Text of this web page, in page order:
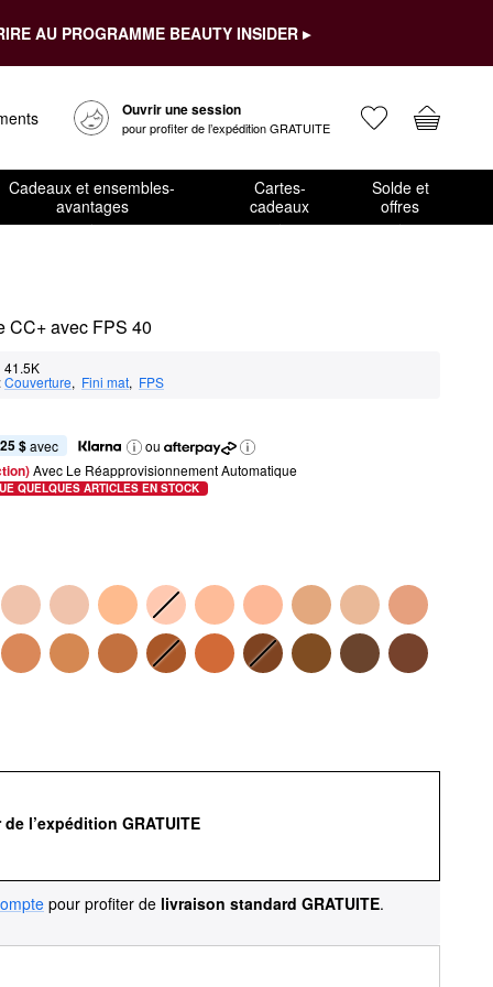
AU PROGRAMME BEAUTY INSIDER ▸
Ouvrir une session
pour profiter de l’expédition GRATUITE
Cadeaux et ensembles-
avantages
Cartes-
cadeaux
Solde et
offres
CC+ avec FPS 40
41.5K
Couverture, Fini mat, FPS
$ avec
ou
Avec Le Réapprovisionnement Automatique
QUELQUES ARTICLES EN STOCK
l’expédition GRATUITE
pour profiter de livraison standard GRATUITE.